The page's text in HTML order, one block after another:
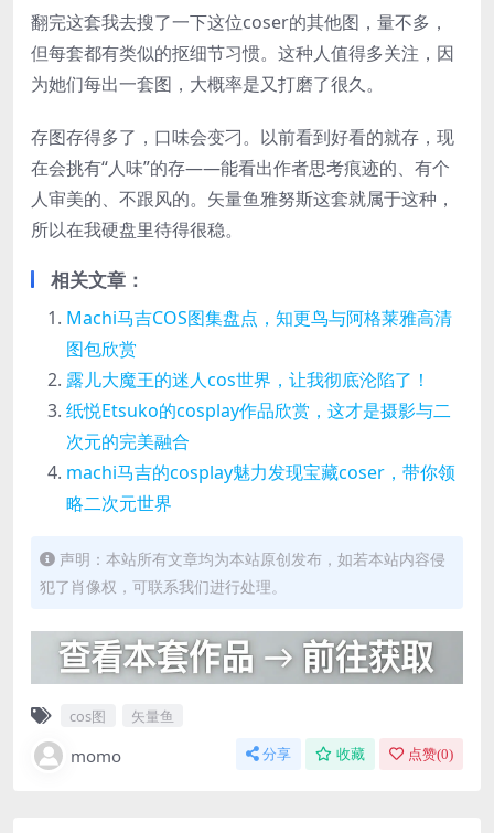
翻完这套我去搜了一下这位coser的其他图，量不多，
但每套都有类似的抠细节习惯。这种人值得多关注，因
为她们每出一套图，大概率是又打磨了很久。
存图存得多了，口味会变刁。以前看到好看的就存，现
在会挑有“人味”的存——能看出作者思考痕迹的、有个
人审美的、不跟风的。矢量鱼雅努斯这套就属于这种，
所以在我硬盘里待得很稳。
相关文章：
Machi马吉COS图集盘点，知更鸟与阿格莱雅高清
图包欣赏
露儿大魔王的迷人cos世界，让我彻底沦陷了！
纸悦Etsuko的cosplay作品欣赏，这才是摄影与二
次元的完美融合
machi马吉的cosplay魅力发现宝藏coser，带你领
略二次元世界
声明：本站所有文章均为本站原创发布，如若本站内容侵
犯了肖像权，可联系我们进行处理。
cos图 矢量鱼
momo 分享 收藏 点赞(0)